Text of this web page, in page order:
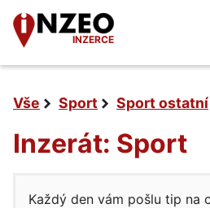
INZERCE
Vše Sport Sport ostatní
Inzerát: Sport
Každý den vám pošlu tip na